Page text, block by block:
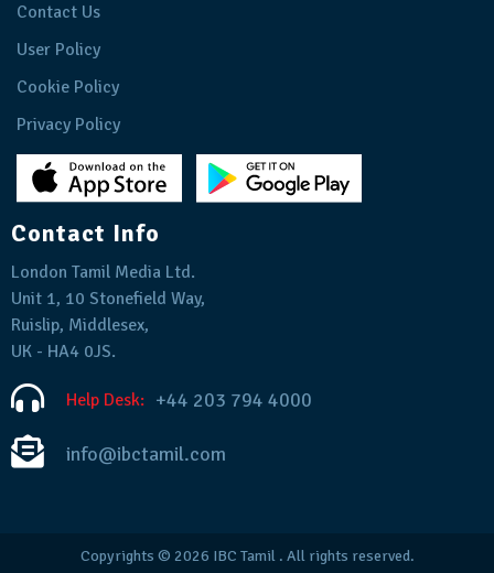
Contact Us
User Policy
Cookie Policy
Privacy Policy
Contact Info
London Tamil Media Ltd.
Unit 1, 10 Stonefield Way,
Ruislip, Middlesex,
UK - HA4 0JS.
Help Desk: +44 203 794 4000
info@ibctamil.com
Copyrights © 2026 IBC Tamil. All rights reserved.